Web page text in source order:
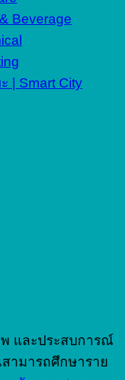
Beverage
| Smart City
และประสบการณ์
ามารถศึกษาราย